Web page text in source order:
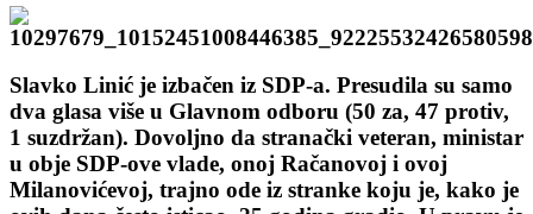
Slavko Linić je izbačen iz SDP-a. Presudila su samo
dva glasa više u Glavnom odboru (50 za, 47 protiv,
1 suzdržan). Dovoljno da stranački veteran, ministar
u obje SDP-ove vlade, onoj Račanovoj i ovoj
Milanovićevoj, trajno ode iz stranke koju je, kako je